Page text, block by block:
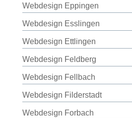
Webdesign Eppingen
Webdesign Esslingen
Webdesign Ettlingen
Webdesign Feldberg
Webdesign Fellbach
Webdesign Filderstadt
Webdesign Forbach